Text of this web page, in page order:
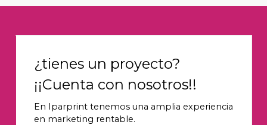
¿tienes un proyecto?
¡¡Cuenta con nosotros!!
En Iparprint tenemos una amplia experiencia
en marketing rentable.